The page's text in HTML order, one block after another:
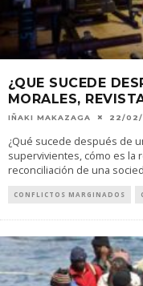
¿QUE SUCEDE
MORALES,
IÑAKI MAKAZAGA 22/02/
¿Qué sucede después de
supervivientes, cómo es la
reconciliación de una
CONFLICTOS MARGINADOS